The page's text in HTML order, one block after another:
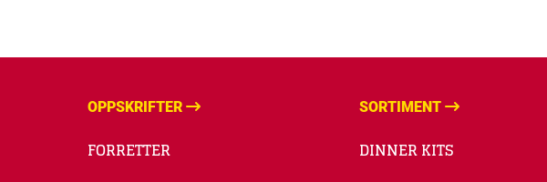
OPPSKRIFTER
FORRETTER
SORTIMENT
DINNER KITS